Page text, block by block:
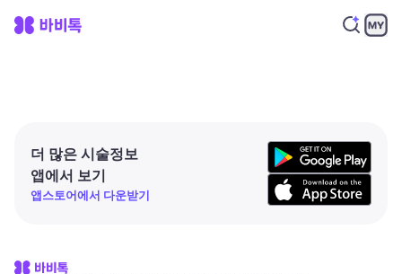
더 많은 시술정보
앱에서 보기
앱스토어에서 다운받기